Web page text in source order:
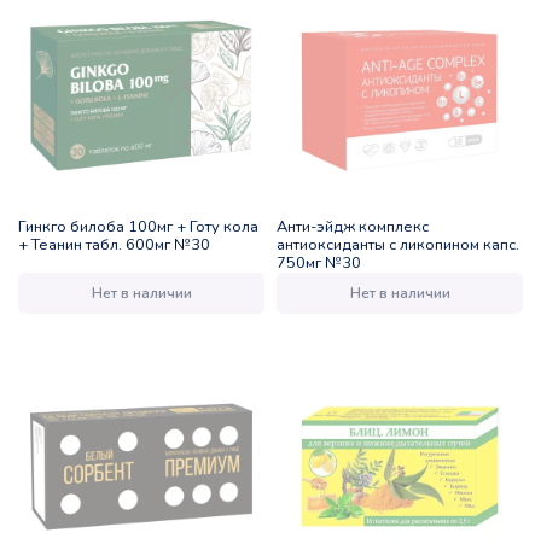
Гинкго билоба 100мг + Готу кола
+ Теанин табл. 600мг №30
Нет в наличии
Анти-эйдж комплекс
антиоксиданты с ликопином капс.
750мг №30
Нет в наличии